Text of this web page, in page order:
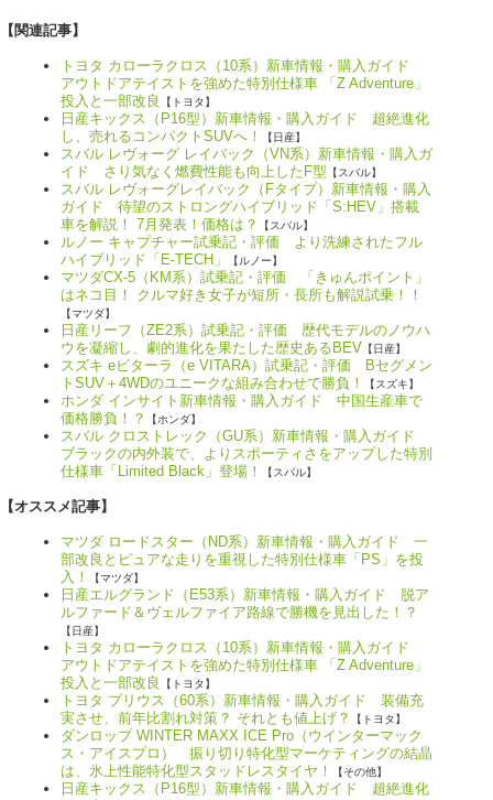
【関連記事】
トヨタ カローラクロス（10系）新車情報・購入ガイド
アウトドアテイストを強めた特別仕様車 「Z Adventure」
投入と一部改良
【トヨタ】
日産キックス（P16型）新車情報・購入ガイド 超絶進化
し、売れるコンパクトSUVへ！
【日産】
スバル レヴォーグ レイバック（VN系）新車情報・購入ガ
イド さり気なく燃費性能も向上したF型 【スバル】
スバル レヴォーグレイバック（Fタイプ）新車情報・購入
ガイド 待望のストロングハイブリッド「S:HEV」搭載
車を解説！ 7月発表！価格は？
【スバル】
ルノー キャプチャー試乗記・評価 より洗練されたフル
ハイブリッド「E-TECH」
【ルノー】
マツダCX-5（KM系）試乗記・評価 「きゅんポイント」
はネコ目！ クルマ好き女子が短所・長所も解説試乗！！
【マツダ】
日産リーフ（ZE2系）試乗記・評価 歴代モデルのノウハ
ウを凝縮し、劇的進化を果たした歴史あるBEV 【日産】
スズキ eビターラ（e VITARA）試乗記・評価 Bセグメン
トSUV＋4WDのユニークな組み合わせで勝負！
【スズキ】
ホンダ インサイト新車情報・購入ガイド 中国生産車で
価格勝負！？
【ホンダ】
スバル クロストレック（GU系）新車情報・購入ガイド
ブラックの内外装で、よりスポーティさをアップした特別
仕様車「Limited Black」登場！
【スバル】
【オススメ記事】
マツダ ロードスター（ND系）新車情報・購入ガイド 一
部改良とピュアな走りを重視した特別仕様車「PS」を投
入！
【マツダ】
日産エルグランド（E53系）新車情報・購入ガイド 脱ア
ルファード＆ヴェルファイア路線で勝機を見出した！？
【日産】
トヨタ カローラクロス（10系）新車情報・購入ガイド
アウトドアテイストを強めた特別仕様車 「Z Adventure」
投入と一部改良
【トヨタ】
トヨタ プリウス（60系）新車情報・購入ガイド 装備充
実させ、前年比割れ対策？ それとも値上げ？
【トヨタ】
ダンロップ WINTER MAXX ICE Pro（ウインターマック
ス・アイスプロ） 振り切り特化型マーケティングの結晶
は、氷上性能特化型スタッドレスタイヤ！
【その他】
日産キックス（P16型）新車情報・購入ガイド 超絶進化